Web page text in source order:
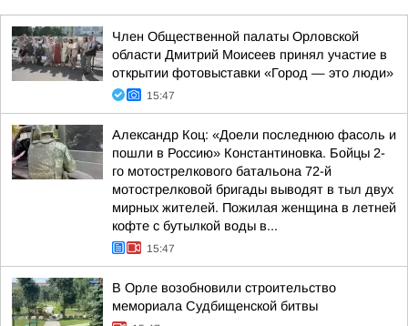
Член Общественной палаты Орловской
области Дмитрий Моисеев принял участие в
открытии фотовыставки «Город — это люди»
15:47
Александр Коц: «Доели последнюю фасоль и
пошли в Россию» Константиновка. Бойцы 2-
го мотострелкового батальона 72-й
мотострелковой бригады выводят в тыл двух
мирных жителей. Пожилая женщина в летней
кофте с бутылкой воды в...
15:47
В Орле возобновили строительство
мемориала Судбищенской битвы